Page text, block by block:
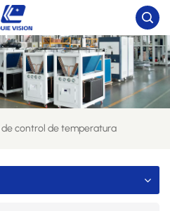
de control de temperatura